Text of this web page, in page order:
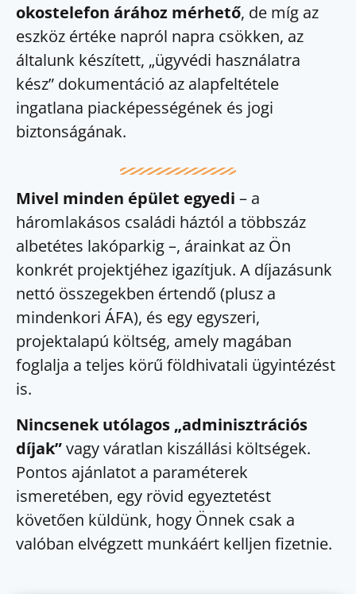
okostelefon árához mérhető, de míg az
eszköz értéke napról napra csökken, az
általunk készített, „ügyvédi használatra
kész” dokumentáció az alapfeltétele
ingatlana piacképességének és jogi
biztonságának.
Mivel minden épület egyedi – a
háromlakásos családi háztól a többszáz
albetétes lakóparkig –, árainkat az Ön
konkrét projektjéhez igazítjuk. A díjazásunk
nettó összegekben értendő (plusz a
mindenkori ÁFA), és egy egyszeri,
projektalapú költség, amely magában
foglalja a teljes körű földhivatali ügyintézést
is.
Nincsenek utólagos „adminisztrációs
díjak”vagy váratlan kiszállási költségek.
Pontos ajánlatot a paraméterek
ismeretében, egy rövid egyeztetést
követően küldünk, hogy Önnek csak a
valóban elvégzett munkáért kelljen fizetnie.